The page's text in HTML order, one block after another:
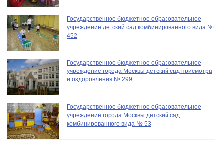
Государственное бюджетное образовательное
учреждение детский сад комбинированного вида №
452
Государственное бюджетное образовательное
учреждение города Москвы детский сад присмотра
и оздоровления № 299
Государственное бюджетное образовательное
учреждение города Москвы детский сад
комбинированного вида № 53